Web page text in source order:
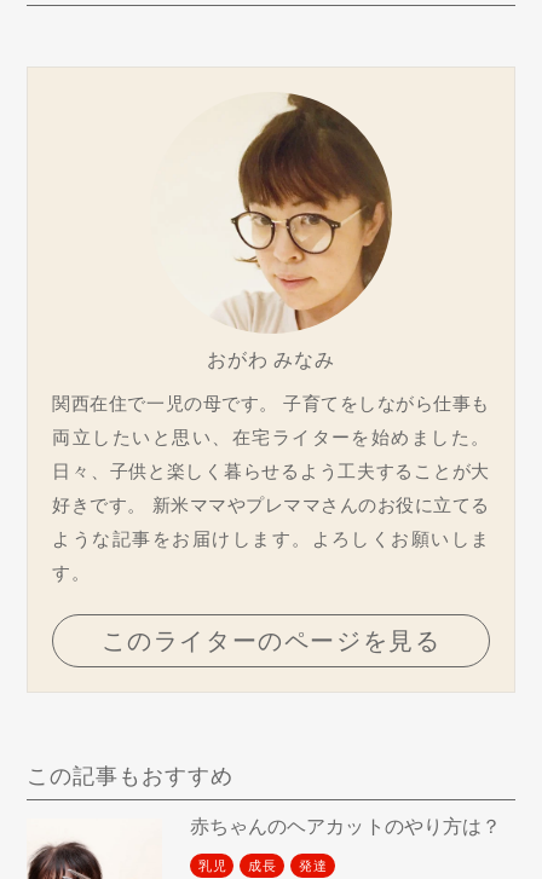
おがわ みなみ
関西在住で一児の母です。 子育てをしながら仕事も
両立したいと思い、在宅ライターを始めました。
日々、子供と楽しく暮らせるよう工夫することが大
好きです。 新米ママやプレママさんのお役に立てる
ような記事をお届けします。よろしくお願いしま
す。
このライターのページを見る
この記事もおすすめ
赤ちゃんのヘアカットのやり方は？
乳児 成長 発達